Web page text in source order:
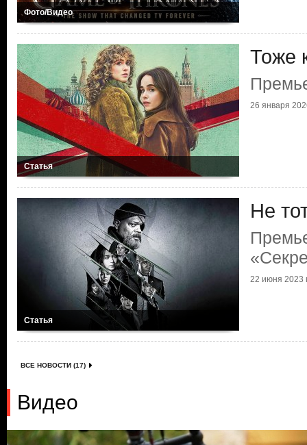
Фото/Видео
Статья
Тоже
26 января
Статья
Не
22 июня 2023
ВСЕ НОВОСТИ (17)
Видео